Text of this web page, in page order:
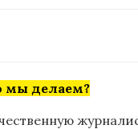
мы делаем?